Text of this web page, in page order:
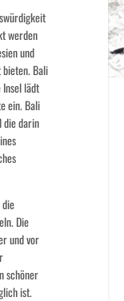
werden
und
Bali
lädt
ein. Bali
die darin
Die
und vor
schöner
ist.